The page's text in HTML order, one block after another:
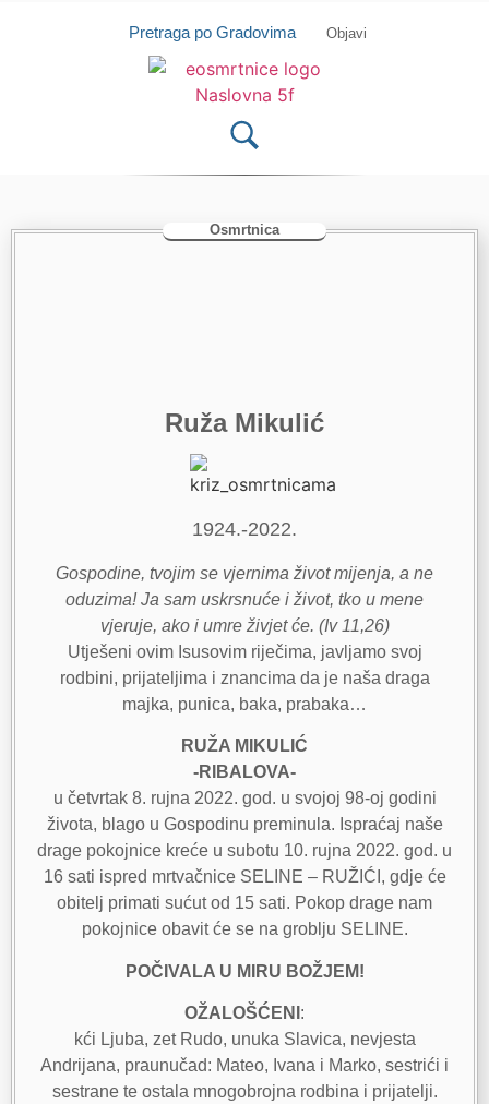
Isprobajte našu Android i IOS aplikaciju
Pretraga po Gradovima Objavi
Osmrtnica
Ruža Mikulić
1924.-2022.
Gospodine, tvojim se vjernima život mijenja, a ne
oduzima! Ja sam uskrsnuće i život, tko u mene
vjeruje, ako i umre živjet će. (Iv 11,26)
Utješeni ovim Isusovim riječima, javljamo svoj
rodbini, prijateljima i znancima da je naša draga
majka, punica, baka, prabaka…
RUŽA MIKULIĆ
-RIBALOVA-
u četvrtak 8. rujna 2022. god. u svojoj 98-oj godini
života, blago u Gospodinu preminula. Ispraćaj naše
drage pokojnice kreće u subotu 10. rujna 2022. god. u
16 sati ispred mrtvačnice SELINE – RUŽIĆI, gdje će
obitelj primati sućut od 15 sati. Pokop drage nam
pokojnice obavit će se na groblju SELINE.
POČIVALA U MIRU BOŽJEM!
OŽALOŠĆENI :
kći Ljuba, zet Rudo, unuka Slavica, nevjesta
Andrijana, praunučad: Mateo, Ivana i Marko, sestrići i
sestrane te ostala mnogobrojna rodbina i prijatelji.